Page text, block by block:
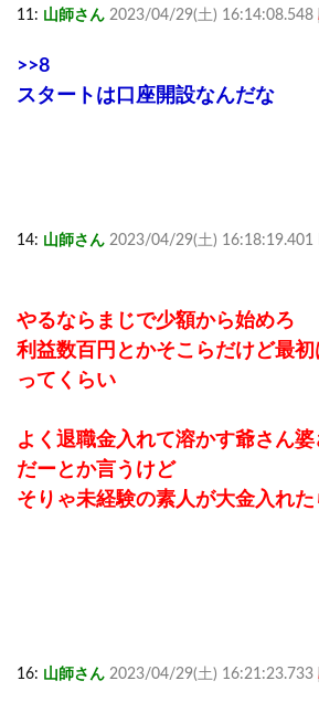
11: 山師さん 2023/04/29(土) 16:14:08.548
>>8
スタートは口座開設なんだな
14: 山師さん 2023/04/29(土) 16:18:19.401
やるならまじで少額から始めろ
利益数百円とかそこらだけど最
ってくらい
よく退職金入れて溶かす爺さん
だーとか言うけど
そりゃ未経験の素人が大金入れ
16: 山師さん 2023/04/29(土) 16:21:23.733